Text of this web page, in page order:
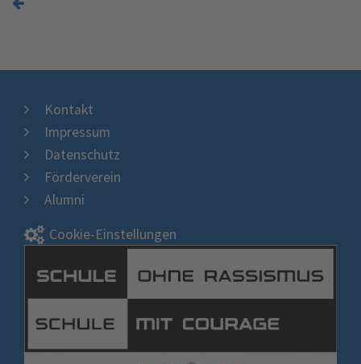
Kontakt
Impressum
Datenschutz
Förderverein
Alumni
Cookie-Einstellungen